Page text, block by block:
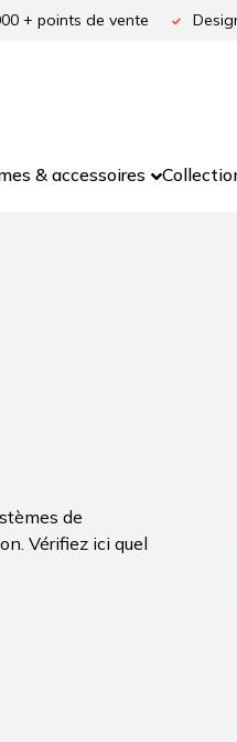
+ points de vente
& accessoires
de
Vérifiez ici quel